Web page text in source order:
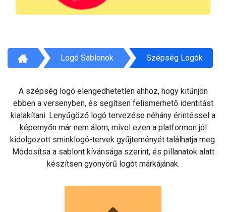
Logó Sablonok Szépség Logók
A szépség logó elengedhetetlen ahhoz, hogy kitűnjön
ebben a versenyben, és segítsen felismerhető identitást
kialakítani. Lenyűgöző logó tervezése néhány érintéssel a
képernyőn már nem álom, mivel ezen a platformon jól
kidolgozott sminklogó-tervek gyűjteményét találhatja meg.
Módosítsa a sablont kívánsága szerint, és pillanatok alatt
készítsen gyönyörű logót márkájának.